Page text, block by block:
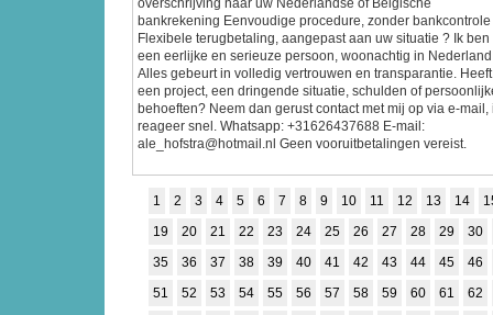
overschrijving naar uw Nederlandse of Belgische
bankrekening Eenvoudige procedure, zonder bankcontrole
Flexibele terugbetaling, aangepast aan uw situatie ? Ik ben
een eerlijke en serieuze persoon, woonachtig in
Alles gebeurt in volledig vertrouwen en transparantie.
een project, een dringende situatie, schulden of
behoeften? Neem dan gerust contact met mij op via e-mail,
reageer snel. Whatsapp: +31626437688 E-mail:
ale_hofstra@hotmail.nl Geen vooruitbetalingen vereist.
1 2 3 4 5 6 7 8 9 10 11 12 13 14
19
20 21 22 23 24 25 26 27 28 29
30
35
36 37 38 39 40 41 42 43 44 45
46
51
52 53 54 55 56 57 58 59 60 61
62